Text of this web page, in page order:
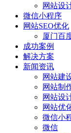
网站设
微信小程序
网站SEO优化
厦门百
成功案例
解决方案
新闻资讯
网站建
网站制
网站设
网站优
微信小
微信